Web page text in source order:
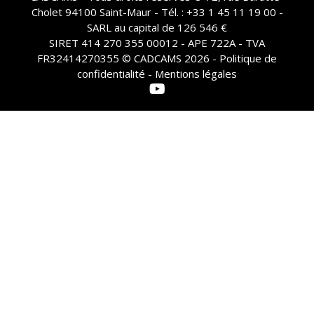
Cholet 94100 Saint-Maur - Tél. : +33 1 45 11 19 00 -
SARL au capital de 126 546 €
SIRET 414 270 355 00012 - APE 722A - TVA
FR32414270355 © CADCAMS 2026 - Politique de
confidentialité - Mentions légales